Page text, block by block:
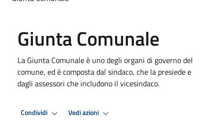
Giunta Comunale
La Giunta Comunale è uno degli organi di governo del
comune, ed è composta dal sindaco, che la presiede e
dagli assessori che includono il vicesindaco.
Condividi Vedi azioni